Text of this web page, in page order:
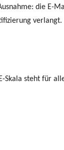
die E-
verlangt.
steht für